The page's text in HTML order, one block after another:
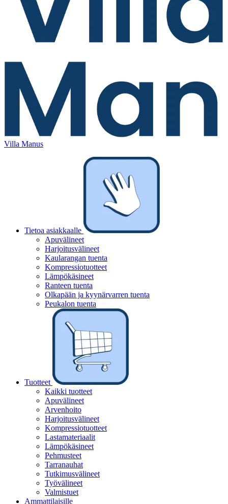
Villa Manus
Tietoa asiakkaalle
Apuvälineet
Harjoitusvälineet
Kaularangan tuenta
Kompressiotuotteet
Lämpökäsineet
Ranteen tuenta
Olkapään ja kyynärvarren tuenta
Peukalon tuenta
Tuotteet
Kaikki tuotteet
Apuvälineet
Arvenhoito
Harjoitusvälineet
Kompressiotuotteet
Lastamateriaalit
Lämpökäsineet
Pehmusteet
Tarranauhat
Tutkimusvälineet
Työvälineet
Valmistuet
Ammattilaisille